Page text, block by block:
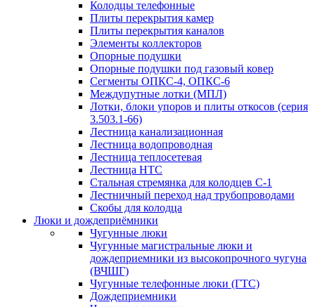
Колодцы телефонные
Плиты перекрытия камер
Плиты перекрытия каналов
Элементы коллекторов
Опорные подушки
Опорные подушки под газовый ковер
Сегменты ОПКС-4, ОПКС-6
Междупутные лотки (МПЛ)
Лотки, блоки упоров и плиты откосов (серия
3.503.1-66)
Лестница канализационная
Лестница водопроводная
Лестница теплосетевая
Лестница НТС
Стальная стремянка для колодцев С-1
Лестничный переход над трубопроводами
Скобы для колодца
Люки и дождеприёмники
Чугунные люки
Чугунные магистральные люки и
дождеприемники из высокопрочного чугуна
(ВЧШГ)
Чугунные телефонные люки (ГТС)
Дождеприемники